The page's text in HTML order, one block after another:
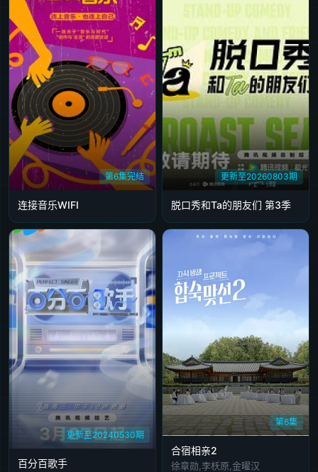
第6集完结
连接音乐WIFI
更新至20260803期
脱口秀和Ta的朋友们 第3季
更新至20240530期
百分百歌手
第6集
合宿相亲2
徐章勋,李枖原,金曜汉